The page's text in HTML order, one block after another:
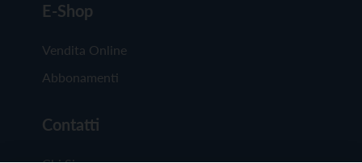
E-Shop
Vendita Online
Abbonamenti
Contatti